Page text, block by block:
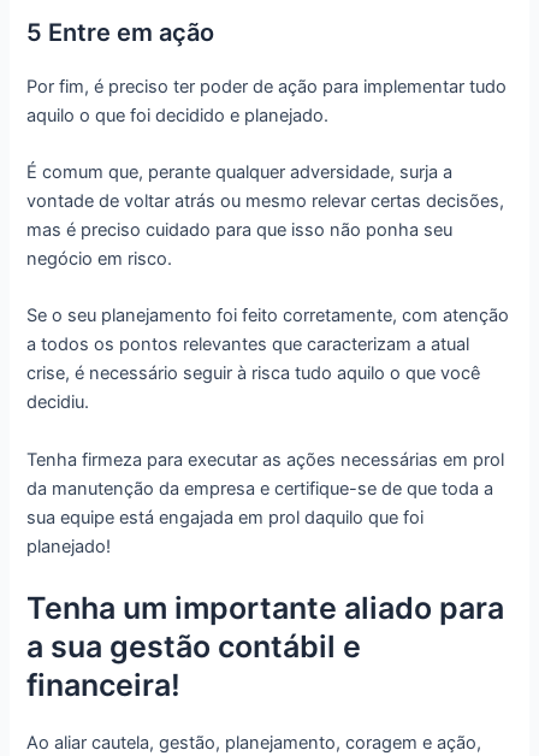
5 Entre em ação
Por fim, é preciso ter poder de ação para implementar tudo
aquilo o que foi decidido e planejado.
É comum que, perante qualquer adversidade, surja a
vontade de voltar atrás ou mesmo relevar certas decisões,
mas é preciso cuidado para que isso não ponha seu
negócio em risco.
Se o seu planejamento foi feito corretamente, com atenção
a todos os pontos relevantes que caracterizam a atual
crise, é necessário seguir à risca tudo aquilo o que você
decidiu.
Tenha firmeza para executar as ações necessárias em prol
da manutenção da empresa e certifique-se de que toda a
sua equipe está engajada em prol daquilo que foi
planejado!
Tenha um importante aliado para
a sua gestão contábil e
financeira!
Ao aliar cautela, gestão, planejamento, coragem e ação,